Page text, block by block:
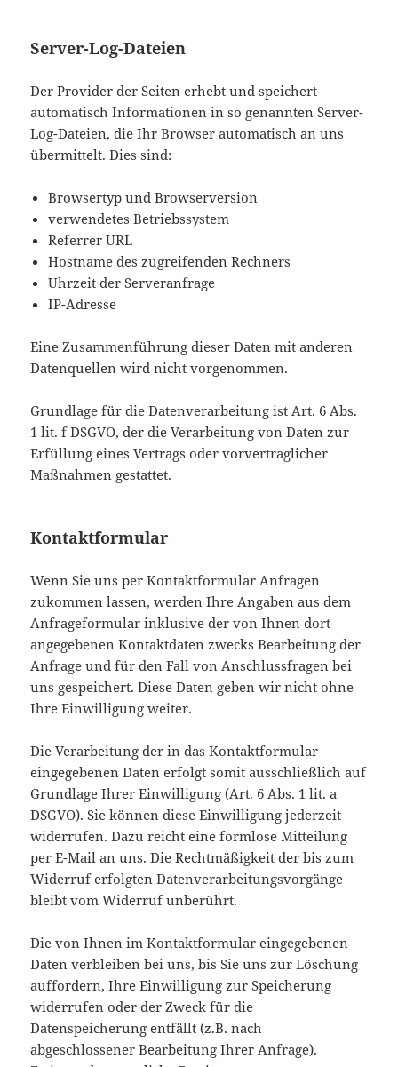
Server-Log-Dateien
Der Provider der Seiten erhebt und speichert
automatisch Informationen in so genannten Server-
Log-Dateien, die Ihr Browser automatisch an uns
übermittelt. Dies sind:
Browsertyp und Browserversion
verwendetes Betriebssystem
Referrer URL
Hostname des zugreifenden Rechners
Uhrzeit der Serveranfrage
IP-Adresse
Eine Zusammenführung dieser Daten mit anderen
Datenquellen wird nicht vorgenommen.
Grundlage für die Datenverarbeitung ist Art. 6 Abs.
1 lit. f DSGVO, der die Verarbeitung von Daten zur
Erfüllung eines Vertrags oder vorvertraglicher
Maßnahmen gestattet.
Kontaktformular
Wenn Sie uns per Kontaktformular Anfragen
zukommen lassen, werden Ihre Angaben aus dem
Anfrageformular inklusive der von Ihnen dort
angegebenen Kontaktdaten zwecks Bearbeitung der
Anfrage und für den Fall von Anschlussfragen bei
uns gespeichert. Diese Daten geben wir nicht ohne
Ihre Einwilligung weiter.
Die Verarbeitung der in das Kontaktformular
eingegebenen Daten erfolgt somit ausschließlich auf
Grundlage Ihrer Einwilligung (Art. 6 Abs. 1 lit. a
DSGVO). Sie können diese Einwilligung jederzeit
widerrufen. Dazu reicht eine formlose Mitteilung
per E-Mail an uns. Die Rechtmäßigkeit der bis zum
Widerruf erfolgten Datenverarbeitungsvorgänge
bleibt vom Widerruf unberührt.
Die von Ihnen im Kontaktformular eingegebenen
Daten verbleiben bei uns, bis Sie uns zur Löschung
auffordern, Ihre Einwilligung zur Speicherung
widerrufen oder der Zweck für die
Datenspeicherung entfällt (z.B. nach
abgeschlossener Bearbeitung Ihrer Anfrage).